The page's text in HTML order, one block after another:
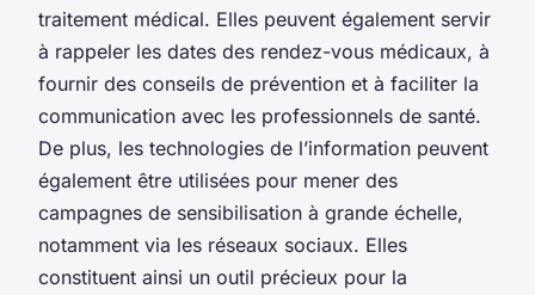
traitement médical. Elles peuvent également servir
à rappeler les dates des rendez-vous médicaux, à
fournir des conseils de prévention et à faciliter la
communication avec les professionnels de santé.
De plus, les technologies de l’information peuvent
également être utilisées pour mener des
campagnes de sensibilisation à grande échelle,
notamment via les réseaux sociaux. Elles
constituent ainsi un outil précieux pour la